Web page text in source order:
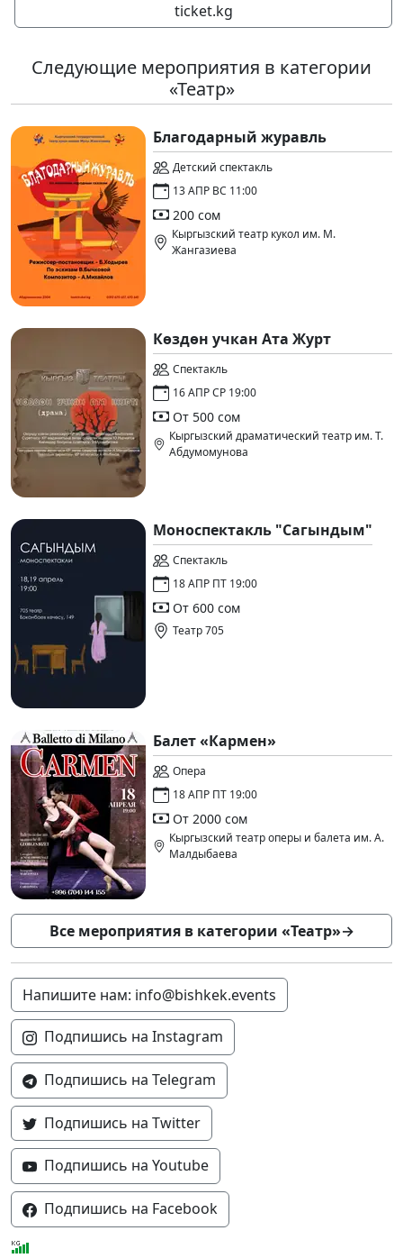
ticket.kg
Следующие мероприятия в категории
«Театр»
Благодарный журавль
Детский спектакль
13 АПР ВС 11:00
200 сом
Кыргызский театр кукол им. М.
Жангазиева
Көздөн учкан Ата Журт
Спектакль
16 АПР СР 19:00
От 500 сом
Кыргызский драматический театр им. Т.
Абдумомунова
Моноспектакль "Сагындым"
Спектакль
18 АПР ПТ 19:00
От 600 сом
Театр 705
Балет «Кармен»
Опера
18 АПР ПТ 19:00
От 2000 сом
Кыргызский театр оперы и балета им. А.
Малдыбаева
Все мероприятия в категории «Театр»→
Напишите нам: info@bishkek.events
Подпишись на Instagram
Подпишись на Telegram
Подпишись на Twitter
Подпишись на Youtube
Подпишись на Facebook